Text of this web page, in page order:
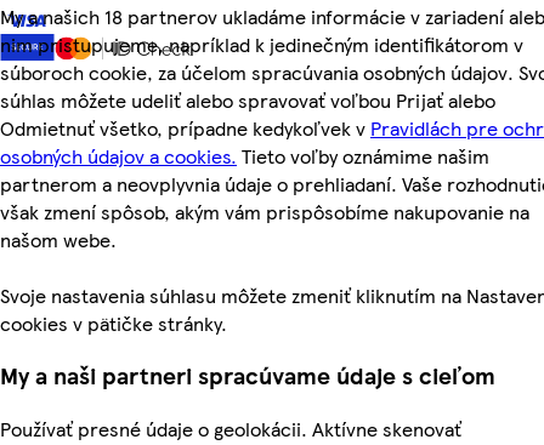
My a našich 18 partnerov ukladáme informácie v zariadení
nim pristupujeme, napríklad k jedinečným identifikátorom v
súboroch cookie, za účelom spracúvania osobných údajov.
súhlas môžete udeliť alebo spravovať voľbou Prijať alebo
Odmietnuť všetko, prípadne kedykoľvek v Pravidlách pre
osobných údajov a cookies. Tieto voľby oznámime našim
partnerom a neovplyvnia údaje o prehliadaní. Vaše
však zmení spôsob, akým vám prispôsobíme nakupovanie na
našom webe.
Svoje nastavenia súhlasu môžete zmeniť kliknutím na
cookies v pätičke stránky.
My a naši partneri spracúvame údaje s cieľom
Používať presné údaje o geolokácii. Aktívne skenovať